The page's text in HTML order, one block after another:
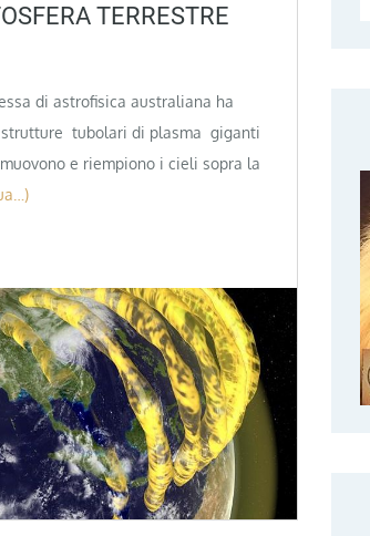
TERRESTRE
di astrofisica australiana ha
strutture tubolari di plasma giganti
e riempiono i cieli sopra la